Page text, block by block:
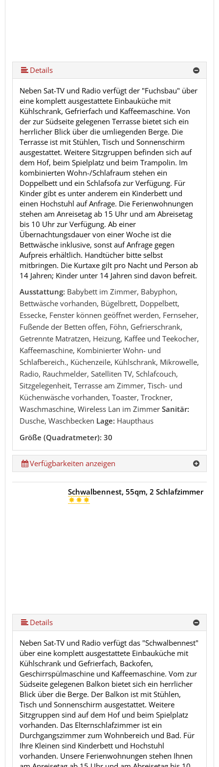
Details
Neben Sat-TV und Radio verfügt der "Fuchsbau" über
eine komplett ausgestattete Einbauküche mit
Kühlschrank, Gefrierfach und Kaffeemaschine. Von
der zur Südseite gelegenen Terrasse bietet sich ein
herrlicher Blick über die umliegenden Berge. Die
Terrasse ist mit Stühlen, Tisch und Sonnenschirm
ausgestattet. Weitere Sitzgruppen befinden sich auf
dem Hof, beim Spielplatz und beim Trampolin. Im
kombinierten Wohn-/Schlafraum stehen ein
Doppelbett und ein Schlafsofa zur Verfügung. Für
Kinder gibt es unter anderem ein Kinderbett und
einen Hochstuhl auf Anfrage. Die Ferienwohnungen
stehen am Anreisetag ab 15 Uhr und am Abreisetag
bis 10 Uhr zur Verfügung. Ab einer
Übernachtungsdauer von einer Woche ist die
Bettwäsche inklusive, sonst auf Anfrage gegen
Aufpreis erhältlich. Handtücher bitte selbst
mitbringen. Die Kurtaxe gilt pro Nacht und Person ab
14 Jahren; Kinder unter 14 Jahren sind davon befreit.
Ausstattung: Babybett im Zimmer, Babyphon,
Bettwäsche vorhanden, Bügelbrett, Doppelbett,
Essecke, Fenster können geöffnet werden, Fernseher,
Fußende der Betten offen, Föhn, Gefrierschrank,
Getrennte Matratzen, Heizung, Kaffee und Teekocher,
Kaffeemaschine, Kombinierter Wohn- und
Schlafbereich., Küchenzeile, Kühlschrank, Mikrowelle,
Radio, Rauchmelder, Satelliten TV, Schlafcouch,
Sitzgelegenheit, Terrasse am Zimmer, Tisch- und
Küchenwäsche vorhanden, Toaster, Trockner,
Waschmaschine, Wireless Lan im Zimmer Sanitär:
Dusche, Waschbecken Lage: Haupthaus
Größe (Quadratmeter): 30
Verfügbarkeiten anzeigen
Schwalbennest, 55qm, 2 Schlafzimmer
Details
Neben Sat-TV und Radio verfügt das "Schwalbennest"
über eine komplett ausgestattete Einbauküche mit
Kühlschrank und Gefrierfach, Backofen,
Geschirrspülmaschine und Kaffeemaschine. Vom zur
Südseite gelegenen Balkon bietet sich ein herrlicher
Blick über die Berge. Der Balkon ist mit Stühlen,
Tisch und Sonnenschirm ausgestattet. Weitere
Sitzgruppen sind auf dem Hof und beim Spielplatz
vorhanden. Das Elternschlafzimmer ist ein
Durchgangszimmer zum Wohnbereich und Bad. Für
Ihre Kleinen sind Kinderbett und Hochstuhl
vorhanden. Unsere Ferienwohnungen stehen Ihnen